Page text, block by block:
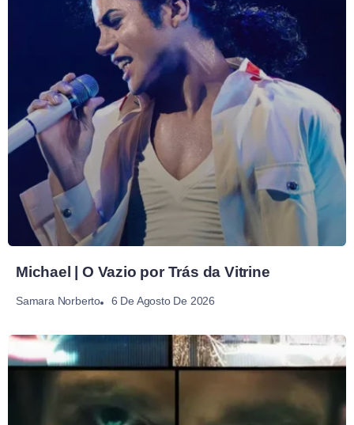
Michael | O Vazio por Trás da Vitrine
Samara Norberto 6 De Agosto De 2026